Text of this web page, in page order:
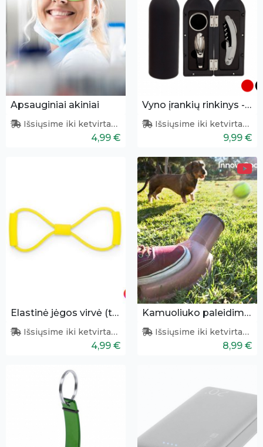
Apsauginiai akiniai
Išsiųsime iki ketvirtadienio
4,99 €
Vyno įrankių rinkinys - butelys
Išsiųsime iki ketvirtadienio
9,99 €
Elastinė jėgos virvė (treniruoklis)
Išsiųsime iki ketvirtadienio
4,99 €
Kamuoliuko paleidimo pompa
Išsiųsime iki ketvirtadienio
8,99 €